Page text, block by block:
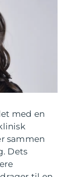
med en
sammen
Dets